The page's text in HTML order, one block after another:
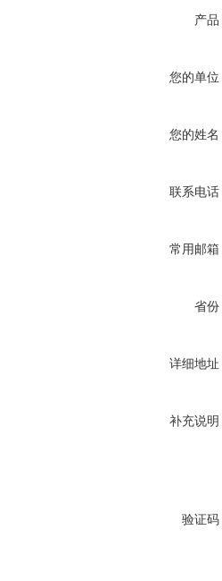
产品
您的单位
您的姓名
联系电话
常用邮箱
省份
详细地址
补充说明
验证码